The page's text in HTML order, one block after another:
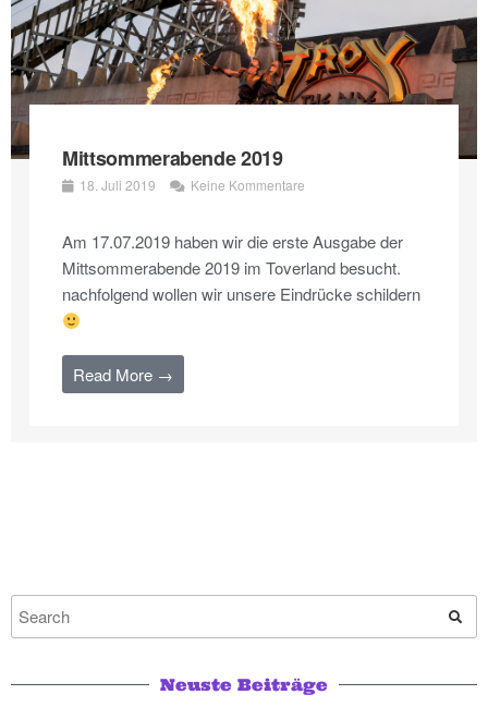
Mittsommerabende 2019
18. Juli 2019 Keine Kommentare
Am 17.07.2019 haben wir die erste Ausgabe der
Mittsommerabende 2019 im Toverland besucht.
nachfolgend wollen wir unsere Eindrücke schildern
Read More →
Neuste Beiträge